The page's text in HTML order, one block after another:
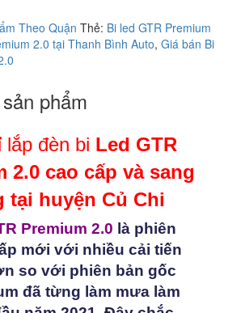
Theo Quận Thẻ: Bi led GTR Premium
2.0 tại Thanh Bình Auto, Giá bán Bi
phẩm
đèn bi Led GTR
2.0 cao cấp và sang
tại huyện Củ Chi
Premium 2.0 là phiên
mới với nhiều cải tiến
so với phiên bản gốc
đã từng làm mưa làm